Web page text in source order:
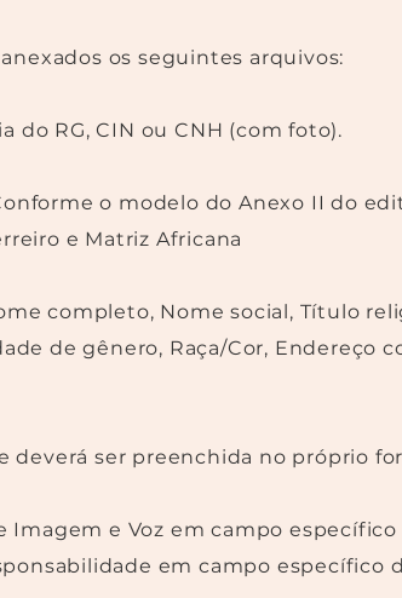
os seguintes arquivos:
do RG, CIN ou CNH (com foto).
o modelo do Anexo II do
e Matriz Africana
completo, Nome social, Título
de gênero, Raça/Cor, Endereço
deverá ser preenchida no próprio
Imagem e Voz em campo
em campo específico